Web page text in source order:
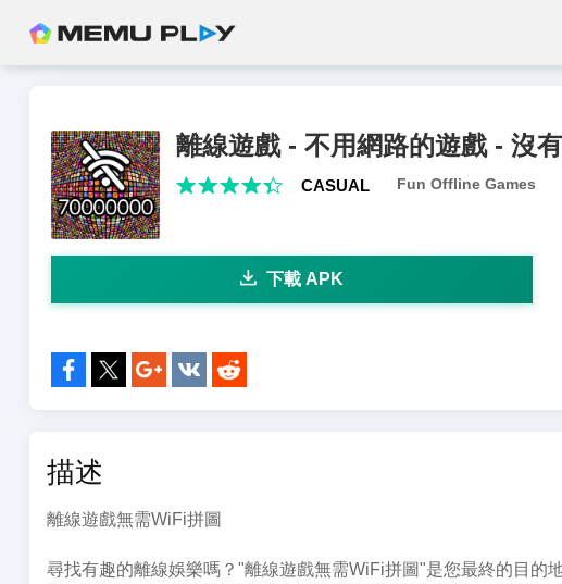
離線遊戲 - 不用網路的遊戲 - 沒
CASUAL Fun Offline Games
下載 APK
描述
離線遊戲無需WiFi拼圖
尋找有趣的離線娛樂嗎？"離線遊戲無需WiFi拼圖"是您最終的目